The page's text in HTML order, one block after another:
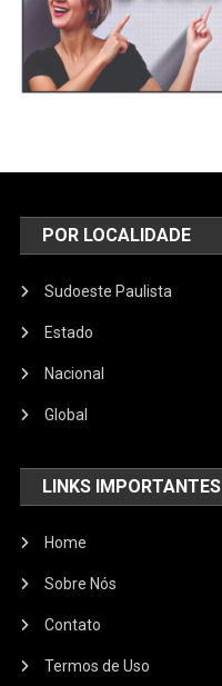
POR LOCALIDADE
Sudoeste Paulista
Estado
Nacional
Global
LINKS IMPORTANTES
Home
Sobre Nós
Contato
Termos de Uso